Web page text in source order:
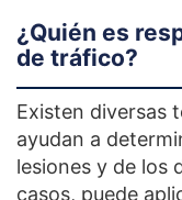
¿Quién es
de tráfico?
Existen diversas
ayudan a
lesiones y de los
casos, puede